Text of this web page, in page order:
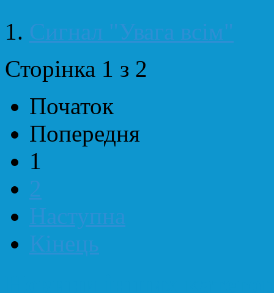
Сигнал "Увага всім"
Сторінка 1 з 2
Початок
Попередня
1
2
Наступна
Кінець